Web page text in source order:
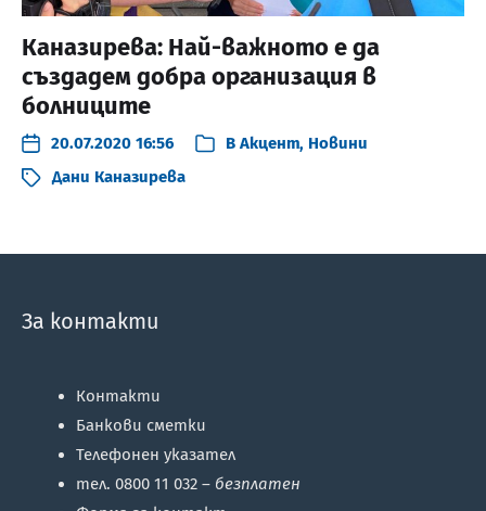
Каназирева: Най-важното е да
създадем добра организация в
болниците
20.07.2020 16:56 В Акцент, Новини
Дани Каназирева
За контакти
Контакти
Банкови сметки
Телефонен указател
тел. 0800 11 032 – безплатен